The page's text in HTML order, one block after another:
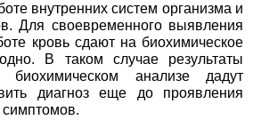
внутренних систем организма и
Для своевременного выявления
кровь сдают на биохимическое
В таком случае результаты
биохимическом анализе дадут
диагноз еще до проявления
симптомов.